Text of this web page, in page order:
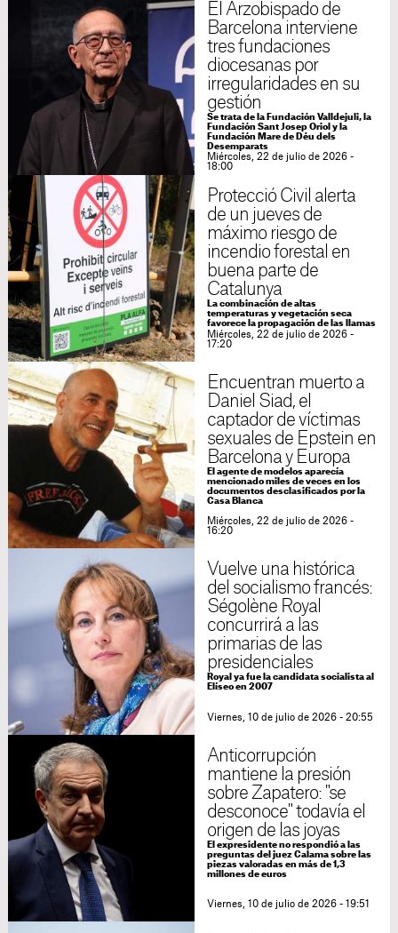
El Arzobispado de
Barcelona interviene
tres fundaciones
diocesanas por
irregularidades en su
gestión
Se trata de la Fundación Valldejuli, la
Fundación Sant Josep Oriol y la
Fundación Mare de Déu dels
Desemparats
Miércoles, 22 de julio de 2026 -
18:00
Protecció Civil alerta
de un jueves de
máximo riesgo de
incendio forestal en
buena parte de
Catalunya
La combinación de altas
temperaturas y vegetación seca
favorece la propagación de las llamas
Miércoles, 22 de julio de 2026 -
17:20
Encuentran muerto a
Daniel Siad, el
captador de víctimas
sexuales de Epstein en
Barcelona y Europa
El agente de modelos aparecía
mencionado miles de veces en los
documentos desclasificados por la
Casa Blanca
Miércoles, 22 de julio de 2026 -
16:20
Vuelve una histórica
del socialismo francés:
Ségolène Royal
concurrirá a las
primarias de las
presidenciales
Royal ya fue la candidata socialista al
Elíseo en 2007
Viernes, 10 de julio de 2026 - 20:55
Anticorrupción
mantiene la presión
sobre Zapatero: "se
desconoce" todavía el
origen de las joyas
El expresidente no respondió a las
preguntas del juez Calama sobre las
piezas valoradas en más de 1,3
millones de euros
Viernes, 10 de julio de 2026 - 19:51